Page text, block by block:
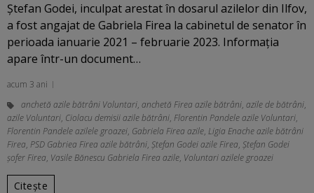
Ștefan Godei, inculpat arestat în dosarul azilelor din Ilfov,
a fost angajat de Gabriela Firea la cabinetul de senator în
perioada ianuarie 2021 – februarie 2023. Informaţia
apare într-un document…
acum 3 ani
anchetă azile bătrâni Voluntari, anchetă Firea azile bătrâni, azile de bătrâni,
azile Voluntari, Ciolacu demisii azile bătrâni, Florentin Pandele azile Voluntari,
Florentin Pandele azilele groazei, Gabriela Firea azile, Ligia Enache azile bătrâni
Firea, PSD Gabriea Firea azile bătrâni, Ștefan Godei azile Firea, Ștefan Godei
şofer Firea, Vasile Bănescu Gabriela Firea azile, Voluntari azilele groazei
Citește